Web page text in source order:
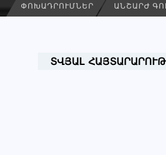
ՓՈԽԱԴՐՈՒՄՆԵՐ ԱՆՇԱՐԺ
ՏՎՅԱԼ